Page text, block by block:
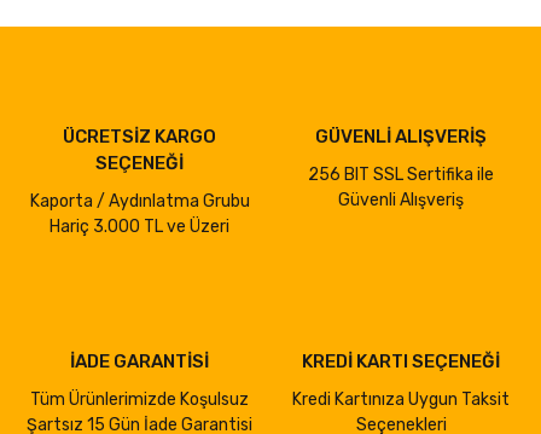
ÜCRETSİZ KARGO
SEÇENEĞİ
Kaporta / Aydınlatma Grubu
Hariç 3.000 TL ve Üzeri
GÜVENLİ ALIŞVERİŞ
256 BIT SSL Sertifika ile
Güvenli Alışveriş
İADE GARANTİSİ
Tüm Ürünlerimizde Koşulsuz
Şartsız 15 Gün İade Garantisi
KREDİ KARTI SEÇENEĞİ
Kredi Kartınıza Uygun Taksit
Seçenekleri